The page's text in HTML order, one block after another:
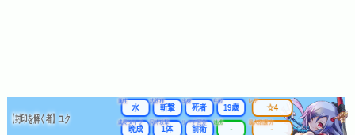
【封印を解く者】ユク
属性
水
武器種
斬撃
出身
死者
年齢
19歳
成長タイプ
晩成
同時攻撃
1体
リーチ区分
前衛
連携
-
レア
☆4
最大防護力
-